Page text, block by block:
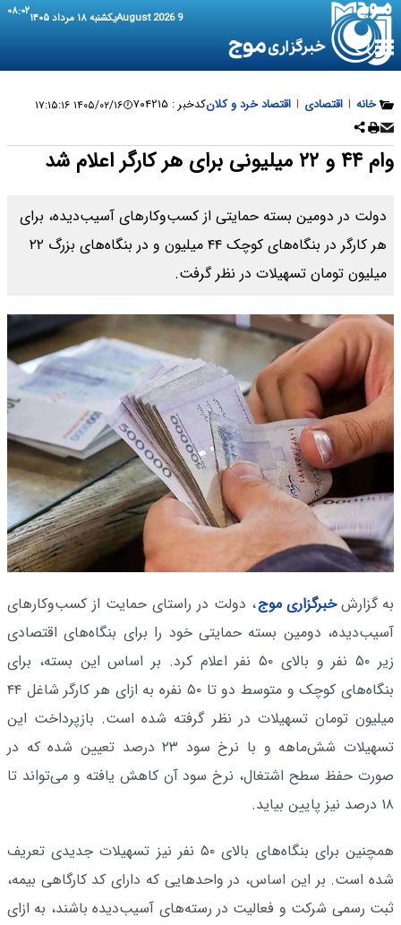
9 August 2026 یکشنبه ۱۸ مرداد ۱۴۰۵ ۰۸:۰۲
خانه | اقتصادی | اقتصاد خرد و کلانکدخبر : ۷۰۴۲۱۵ ۱۴۰۵/۰۲/۱۶ ۱۷:۱۵:۱۶
وام ۴۴ و ۲۲ میلیونی برای هر کارگر اعلام شد
دولت در دومین بسته حمایتی از کسب‌وکارهای آسیب‌دیده، برای
هر کارگر در بنگاه‌های کوچک ۴۴ میلیون و در بنگاه‌های بزرگ ۲۲
میلیون تومان تسهیلات در نظر گرفت.
به گزارشخبرگزاری موج، دولت در راستای حمایت از کسب‌وکارهای
آسیب‌دیده، دومین بسته حمایتی خود را برای بنگاه‌های اقتصادی
زیر ۵۰ نفر و بالای ۵۰ نفر اعلام کرد. بر اساس این بسته، برای
بنگاه‌های کوچک و متوسط دو تا ۵۰ نفره به ازای هر کارگر شاغل ۴۴
میلیون تومان تسهیلات در نظر گرفته شده است. بازپرداخت این
تسهیلات شش‌ماهه و با نرخ سود ۲۳ درصد تعیین شده که در
صورت حفظ سطح اشتغال، نرخ سود آن کاهش یافته و می‌تواند تا
۱۸ درصد نیز پایین بیاید.
همچنین برای بنگاه‌های بالای ۵۰ نفر نیز تسهیلات جدیدی تعریف
شده است. بر این اساس، در واحدهایی که دارای کد کارگاهی بیمه،
ثبت رسمی شرکت و فعالیت در رسته‌های آسیب‌دیده باشند، به ازای